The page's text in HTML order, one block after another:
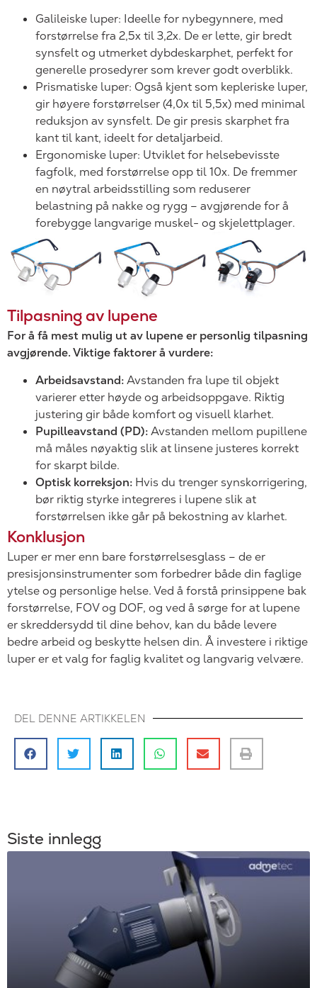
Galileiske luper: Ideelle for nybegynnere, med
forstørrelse fra 2,5x til 3,2x. De er lette, gir bredt
synsfelt og utmerket dybdeskarphet, perfekt for
generelle prosedyrer som krever godt overblikk.
Prismatiske luper: Også kjent som kepleriske luper,
gir høyere forstørrelser (4,0x til 5,5x) med minimal
reduksjon av synsfelt. De gir presis skarphet fra
kant til kant, ideelt for detaljarbeid.
Ergonomiske luper: Utviklet for helsebevisste
fagfolk, med forstørrelse opp til 10x. De fremmer
en nøytral arbeidsstilling som reduserer
belastning på nakke og rygg – avgjørende for å
forebygge langvarige muskel- og skjelettplager.
Tilpasning av lupene
For å få mest mulig ut av lupene er personlig tilpasning
avgjørende. Viktige faktorer å vurdere:
Arbeidsavstand:Avstanden fra lupe til objekt
varierer etter høyde og arbeidsoppgave. Riktig
justering gir både komfort og visuell klarhet.
Pupilleavstand (PD):Avstanden mellom pupillene
må måles nøyaktig slik at linsene justeres korrekt
for skarpt bilde.
Optisk korreksjon: Hvis du trenger synskorrigering,
bør riktig styrke integreres i lupene slik at
forstørrelsen ikke går på bekostning av klarhet.
Konklusjon
Luper er mer enn bare forstørrelsesglass – de er
presisjonsinstrumenter som forbedrer både din faglige
ytelse og personlige helse. Ved å forstå prinsippene bak
forstørrelse, FOV og DOF, og ved å sørge for at lupene
er skreddersydd til dine behov, kan du både levere
bedre arbeid og beskytte helsen din. Å investere i riktige
luper er et valg for faglig kvalitet og langvarig velvære.
DEL DENNE ARTIKKELEN
Siste innlegg